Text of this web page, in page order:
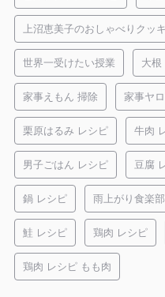
上沼恵美子のおしゃべりクッ
世界一受けたい授業 大根
家事えもん 掃除 家事ヤ
栗原はるみ レシピ 牛肉
男子ごはん レシピ 豆腐
鍋 レシピ 雨上がり食楽
鮭 レシピ 鶏肉 レシピ
鶏肉 レシピ もも肉